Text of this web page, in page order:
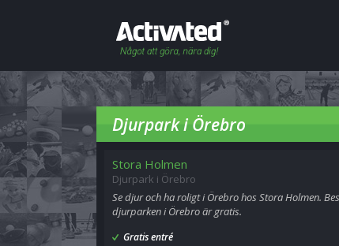
Djurpark i Örebro
Stora Holmen
Djurpark i Örebro
Se djur och ha roligt i Örebro hos Stora Holmen.
djurparken i Örebro är gratis.
Gratis entré